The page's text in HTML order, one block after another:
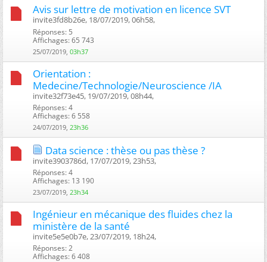
Avis sur lettre de motivation en licence SVT
invite3fd8b26e, 18/07/2019, 06h58, ‎
Réponses: 5
Affichages: 65 743
25/07/2019, 03h37
Orientation :
Medecine/Technologie/Neuroscience /IA
invite32f73e45, 19/07/2019, 08h44, ‎
Réponses: 4
Affichages: 6 558
24/07/2019, 23h36
Data science : thèse ou pas thèse ?
invite3903786d, 17/07/2019, 23h53, ‎
Réponses: 4
Affichages: 13 190
23/07/2019, 23h34
Ingénieur en mécanique des fluides chez la
ministère de la santé
invite5e5e0b7e, 23/07/2019, 18h24, ‎
Réponses: 2
Affichages: 6 408